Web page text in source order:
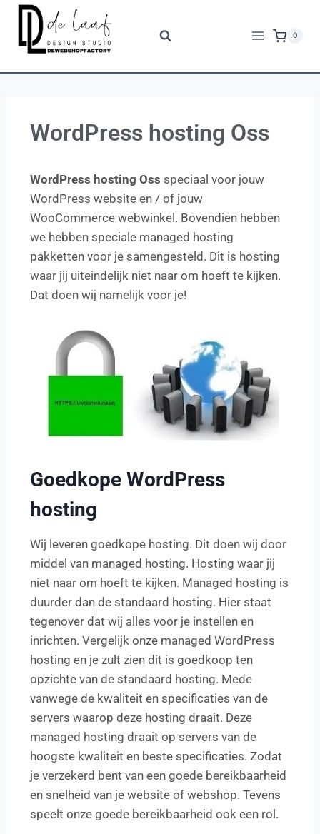
0
WordPress hosting Oss
WordPress hosting Oss speciaal voor jouw
WordPress website en / of jouw
WooCommerce webwinkel. Bovendien hebben
we hebben speciale managed hosting
pakketten voor je samengesteld. Dit is hosting
waar jij uiteindelijk niet naar om hoeft te kijken.
Dat doen wij namelijk voor je!
Goedkope WordPress
hosting
Wij leveren goedkope hosting. Dit doen wij door
middel van managed hosting. Hosting waar jij
niet naar om hoeft te kijken. Managed hosting is
duurder dan de standaard hosting. Hier staat
tegenover dat wij alles voor je instellen en
inrichten. Vergelijk onze managed WordPress
hosting en je zult zien dit is goedkoop ten
opzichte van de standaard hosting. Mede
vanwege de kwaliteit en specificaties van de
servers waarop deze hosting draait. Deze
managed hosting draait op servers van de
hoogste kwaliteit en beste specificaties. Zodat
je verzekerd bent van een goede bereikbaarheid
en snelheid van je website of webshop. Tevens
speelt onze goede bereikbaarheid ook een rol.